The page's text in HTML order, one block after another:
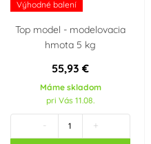
Česká republika
Holandsko
Velká Británie
Výhodné balení
Top model - modelovacia
hmota 5 kg
55,93 €
Máme skladom
pri Vás 11.08.
- +